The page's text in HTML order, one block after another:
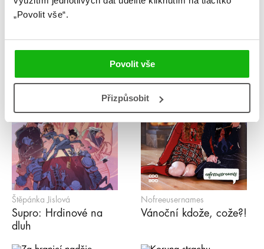
„Povolit vše“.
Povolit vše
Přizpůsobit
Štěpánka Jislová
Supro: Hrdinové na
dluh
Nofreeusernames
Vánoční kdože, cože?!